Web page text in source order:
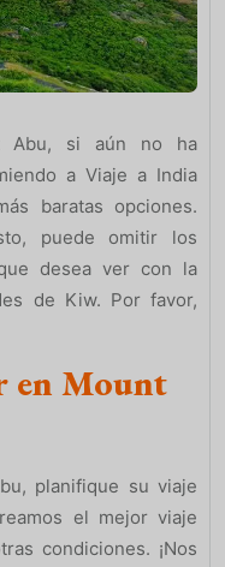
Abu, si aún no ha
a Viaje a India
baratas opciones.
puede omitir los
desea ver con la
de Kiw. Por favor,
en Mount
planifique su viaje
el mejor viaje
condiciones. ¡Nos